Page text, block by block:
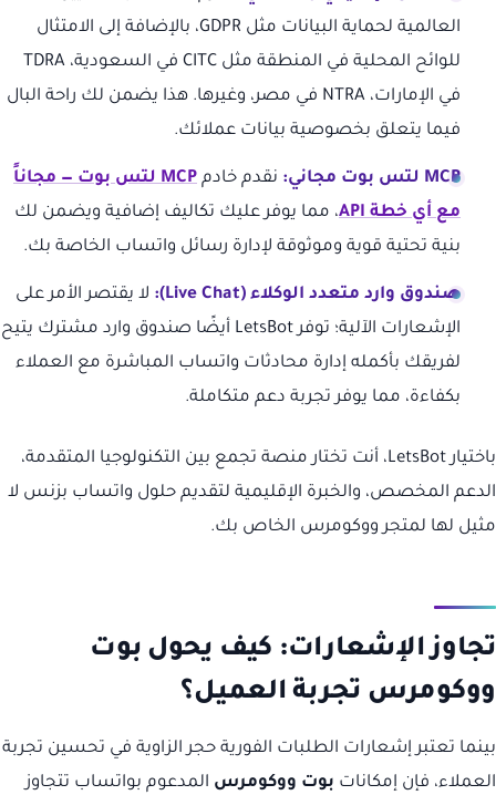
العالمية لحماية البيانات مثل GDPR، بالإضافة إلى الامتثال
للوائح المحلية في المنطقة مثل CITC في السعودية، TDRA
في الإمارات، NTRA في مصر، وغيرها. هذا يضمن لك راحة البال
فيما يتعلق بخصوصية بيانات عملائك.
MCP لتس بوت مجاني: نقدم خادم
MCP لتس بوت — مجاناً
مع أي خطة API
، مما يوفر عليك تكاليف إضافية ويضمن لك
بنية تحتية قوية وموثوقة لإدارة رسائل واتساب الخاصة بك.
صندوق وارد متعدد الوكلاء (Live Chat):
لا يقتصر الأمر على
الإشعارات الآلية؛ توفر LetsBot أيضًا صندوق وارد مشترك يتيح
لفريقك بأكمله إدارة محادثات واتساب المباشرة مع العملاء
بكفاءة، مما يوفر تجربة دعم متكاملة.
باختيار LetsBot، أنت تختار منصة تجمع بين التكنولوجيا المتقدمة،
الدعم المخصص، والخبرة الإقليمية لتقديم حلول واتساب بزنس لا
مثيل لها لمتجر ووكومرس الخاص بك.
تجاوز الإشعارات: كيف يحول بوت
ووكومرس تجربة العميل؟
بينما تعتبر إشعارات الطلبات الفورية حجر الزاوية في تحسين تجربة
العملاء، فإن إمكانات بوت ووكومرس المدعوم بواتساب تتجاوز